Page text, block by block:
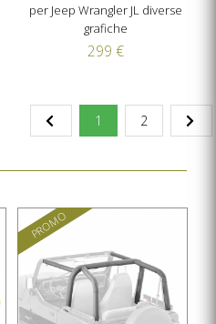
per Jeep Wrangler JL diverse
grafiche
299 €
1 2
PROMO